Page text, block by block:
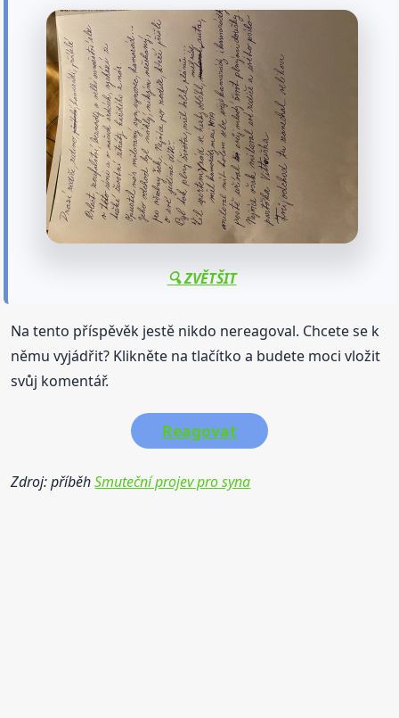
🔍 ZVĚTŠIT
Na tento příspěvěk jestě nikdo nereagoval. Chcete se k
němu vyjádřit? Klikněte na tlačítko a budete moci vložit
svůj komentář.
Reagovat
Zdroj: příběhSmuteční projev pro syna